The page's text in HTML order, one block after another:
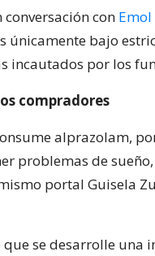
conversación con Emol
únicamente bajo
incautados por los
compradores
alprazolam,
problemas de
portal Guisela
se desarrolle una